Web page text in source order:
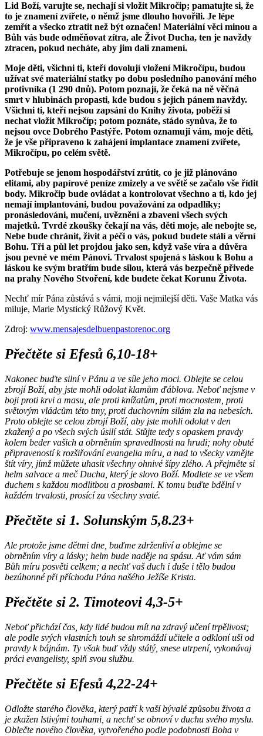
Lid Boží, varujte se, nechají si vložit Mikročip; pamatujte si, že
to je znamení zvířete, o němž jsme dlouho hovořili. Je lépe
zemřít a všecko ztratit než být označen! Materiální věci minou a
Bůh vás bude odměňovat zítra, ale Život Ducha, ten je navždy
ztracen, pokud necháte, aby jim dali znamení.
Moje děti, všichni ti, kteří dovolují vložení Mikročípu, budou
užívat své materiální statky po dobu posledního panování mého
protivníka (1 290 dnů). Potom poznají, že čeká na ně věčná
smrt v hlubinách propasti, kde budou s jejich pánem navždy.
Všichni ti, kteří nejsou zapsáni do Knihy života, poběží si
nechat vložit Mikročíp; potom poznáte, stádo synůva, že to
nejsou ovce Dobrého Pastýře. Potom oznamuji vám, moje děti,
že je vše připraveno k zahájení implantace znamení zvířete,
Mikročípu, po celém světě.
Potřebuje se jenom hospodářství zrútit, co je již plánováno
elitami, aby papírové peníze zmizely a ve světě se začalo vše řídit
body. Mikročip bude ovládat a kontrolovat všechno a ti, kdo jej
nemají implantováni, budou považování za odpadlíky;
pronásledováni, mučení, uvěznění a zbaveni všech svých
majetků. Tvrdé zkoušky čekají na vás, děti moje, ale nebojte se,
Nebe bude chránit, živit a péči o vás, pokud budete stálí a věrní
Bohu. Tři a půl let projdou jako sen, když vaše víra a důvěra
jsou pevné ve mém Pánovi. Trvalost spojená s láskou k Bohu a
láskou ke svým bratřím bude silou, která vás bezpečně přivede
na prahy Nového Stvoření, kde budete čekat Korunu Života.
Nechť mír Pána zůstává s vámi, moji nejmilejší děti. Vaše Matka vás
miluje, Marie Mystický Růžový Květ.
Zdroj: www.mensajesdelbuenpastorenoc.org
Přečtěte si Efesů 6,10-18+
Nakonec buďte silní v Pánu a ve síle jeho moci. Oblejte se celou
zbrojí Boží, aby jste mohli odolat klamům ďáblova. Neboť nejsme v
boji proti krvi a masu, ale proti knížatům, proti mocnostem, proti
světovým vládcům této tmy, proti duchovním silám zla na nebesích.
Proto oblejte se celou zbrojí Boží, aby jste mohli odolat v den
zkažený a po všech svých úsilí stát. Stůjte tedy s opaskem pravdy
kolem beder vašich a obrněním spravedlnosti na hrudi; nohy obuté
připraveností k rozšiřování evangelia míru, a nad to všecky vzmějte
štít víry, jímž můžete uhasit všechny ohnivé šípy zlého. A přejměte si
helm salvace a meč Ducha, který je slovo Boží. Modlete se ve všem
duchem s každou modlitbou a prosbami. K tomu buďte bdělní v
každém trvalosti, prosící za všechny svaté.
Přečtěte si 1. Solunským 5,8.23+
Ale protože jsme dětmi dne, buďme zdrženliví a oblejme se
obrněním víry a lásky; helm bude naděje na spásu. Ať vám sám
Bůh míru posvěti celkem; a nechť vaš duch i duše i tělo budou
bezúhonné při příchodu Pána našého Ježíše Krista.
Přečtěte si 2. Timoteovi 4,3-5+
Neboť přichází čas, kdy lidé budou mít na zdravý učení trpělivost;
ale podle svých vlastních touh se shromáždí učitele a odkloní uši od
pravdy k bájnám. Ty však buď vždy stálý, snese utrpení, vykonávaj
práci evangelisty, splň svou službu.
Přečtěte si Efesů 4,22-24+
Odložte starého člověka, který patří k vaší bývalé způsobu života a
je zkažen lstivými touhami, a nechť se obnoví v duchu svého myslu.
Oblečte nového člověka, vytvořeného podle podobnosti Boha v